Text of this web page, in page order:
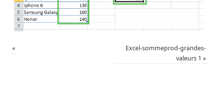
«
Excel-sommeprod-grandes-
valeurs 1 »